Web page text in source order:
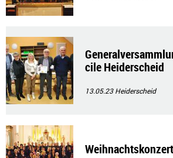
cile Heiderscheid
13.05.23Heiderscheid